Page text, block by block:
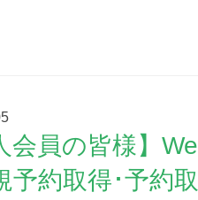
会員の皆様】
予約取得･予約